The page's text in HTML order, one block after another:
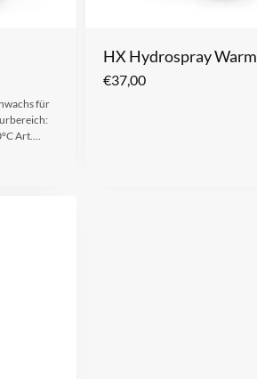
für
Art.…
HX Hydrospray Warm
€37,00